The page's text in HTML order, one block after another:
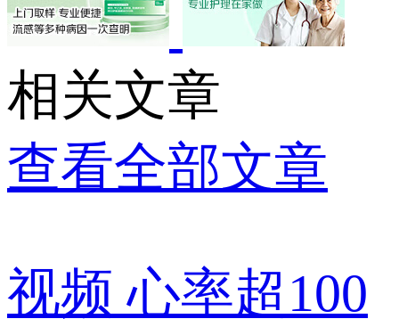
相关文章
查看全部文章
视频 心率超100